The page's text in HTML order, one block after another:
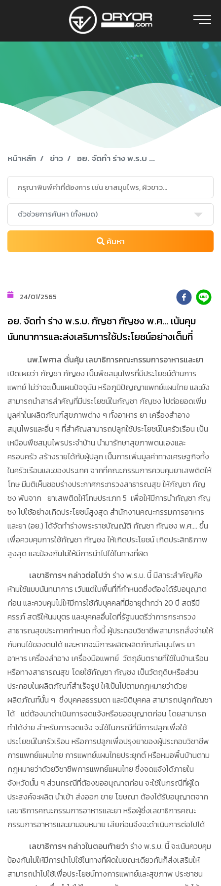
หน้าหลัก ข่าว อย. จัดทำ ร่าง พ.ร.บ ...
ค้นหา
24/01/2565
อย. จัดทำ ร่าง พ.ร.บ. กัญชา กัญชง พ.ศ... เน้นคุม
นันทนาการและส่งเสริมการใช้ประโยชน์อย่างเต็มที่
นพ.ไพศาล ดั่นคุ้ม เลขาธิการคณะกรรมการอาหารและยา
เปิดเผยว่า กัญชา กัญชง เป็นพืชสมุนไพรที่มีประโยชน์ด้านการ
แพทย์ ไม่ว่าจะเป็นแผนปัจจุบัน หรือภูมิปัญญาแพทย์แผนไทย และยัง
สามารถนำสารสำคัญที่มีประโยชน์ในกัญชา กัญชง ไปต่อยอดเพิ่ม
มูลค่าในผลิตภัณฑ์สุขภาพต่าง ๆ ทั้งอาหาร ยา เครื่องสำอาง
สมุนไพรและอื่น ๆ ที่สำคัญสามารถปลูกใช้ประโยชน์ในครัวเรือน เป็น
เหมือนพืชสมุนไพรประจำบ้าน นำมารักษาสุขภาพตนเองและ
ครอบครัว สร้างรายได้กับผู้ปลูก เป็นการเพิ่มมูลค่าทางเศรษฐกิจทั้ง
ในครัวเรือนและของประเทศ จากที่คณะกรรมการควบคุมยาเสพติดให้
โทษ มีมติเห็นชอบร่างประกาศกระทรวงสาธารณสุข ให้กัญชา กัญ
ชง พ้นจาก ยาเสพติดให้โทษประเภท 5 เพื่อให้มีการนำกัญชา กัญ
ชง ไปใช้อย่างเกิดประโยชน์สูงสุด สำนักงานคณะกรรมการอาหาร
และยา (อย.) ได้จัดทำร่างพระราชบัญญัติ กัญชา กัญชง พ.ศ.... ขึ้น
เพื่อควบคุมการใช้กัญชา กัญชง ให้เกิดประโยชน์ เกิดประสิทธิภาพ
สูงสุด และป้องกันไม่ให้มีการนำไปใช้ในทางที่ผิด
เลขาธิการฯ กล่าวต่อไปว่า ร่าง พ.ร.บ. นี้ มีสาระสำคัญคือ
ห้ามใช้แบบนันทนาการ เว้นแต่ในพื้นที่ที่กำหนดซึ่งต้องได้รับอนุญาต
ก่อน และควบคุมไม่ให้มีการใช้กับบุคคลที่มีอายุต่ำกว่า 20 ปี สตรีมี
ครรภ์ สตรีให้นมบุตร และบุคคลอื่นใดที่รัฐมนตรีว่าการกระทรวง
สาธารณสุขประกาศกำหนด ทั้งนี้ ผู้ประกอบวิชาชีพสามารถสั่งจ่ายให้
กับคนไข้ของตนได้ และหากจะมีการผลิตผลิตภัณฑ์สมุนไพร ยา
อาหาร เครื่องสำอาง เครื่องมือแพทย์ วัตถุอันตรายที่ใช้ในบ้านเรือน
หรือทางสาธารณสุข โดยใช้กัญชา กัญชง เป็นวัตถุดิบหรือส่วน
ประกอบในผลิตภัณฑ์สำเร็จรูป ให้เป็นไปตามกฎหมายว่าด้วย
ผลิตภัณฑ์นั้น ๆ ซึ่งบุคคลธรรมดา และนิติบุคคล สามารถปลูกกัญชา
ได้ แต่ต้องมาดำเนินการจดแจ้งหรือขออนุญาตก่อน โดยสามารถ
ทำได้ง่าย สำหรับการจดแจ้ง จะใช้ในกรณีที่มีการปลูกเพื่อใช้
ประโยชน์ในครัวเรือน หรือการปลูกเพื่อปรุงยาของผู้ประกอบวิชาชีพ
การแพทย์แผนไทย การแพทย์แผนไทยประยุกต์ หรือหมอพื้นบ้านตาม
กฎหมายว่าด้วยวิชาชีพการแพทย์แผนไทย ซึ่งจดแจ้งได้ภายใน
จังหวัดนั้น ๆ ส่วนกรณีที่ต้องขออนุญาตก่อน จะใช้ในกรณีที่ผู้ใด
ประสงค์จะผลิต นำเข้า ส่งออก ขาย โฆษณา ต้องได้รับอนุญาตจาก
เลขาธิการคณะกรรมการอาหารและยา หรือผู้ซึ่งเลขาธิการคณะ
กรรมการอาหารและยามอบหมาย เสียก่อนจึงจะดำเนินการต่อไปได้
เลขาธิการฯ กล่าวในตอนท้ายว่า ร่าง พ.ร.บ. นี้ จะเน้นควบคุม
ป้องกันไม่ให้มีการนำไปใช้ในทางที่ผิดในขณะเดียวกันก็ส่งเสริมให้
สามารถนำไปใช้เพื่อประโยชน์ทางการแพทย์และสุขภาพ ประชาชน